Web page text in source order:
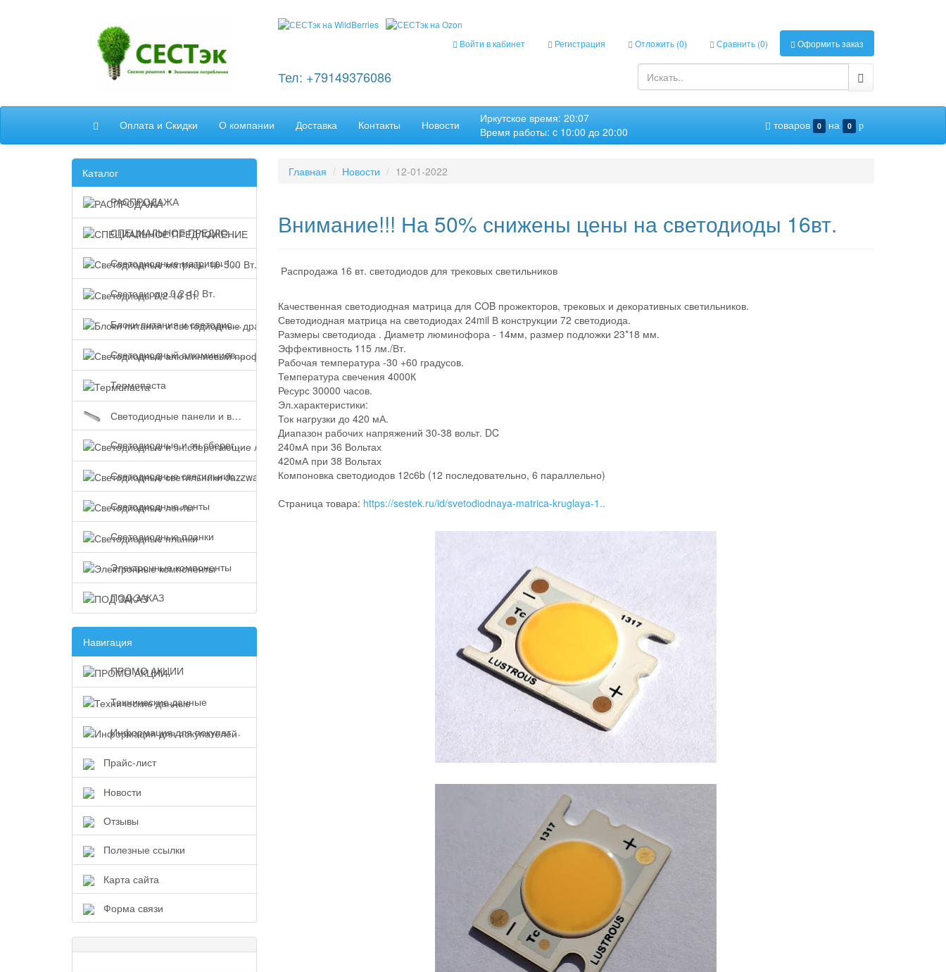
Войти в кабинет Регистрация Отложить (0) Сравнить (0) Оформить заказ
Тел: +79149376086
Оплата и Скидки О компании Доставка Контакты Новости товаров 0 на 0 p
Иркутское время: 20:07
Время работы: c 10:00 до 20:00
Каталог
РАСПРОДАЖА
СПЕЦИАЛЬНОЕ ПРЕДЛОЖЕНИЕ
Светодиодные матрицы 10-500 Вт.
Светодиоды 0,2-10 Вт.
Блоки питания и светодиодные драйверы
Светодиодный алюминиевый профиль
Термопаста
Светодиодные панели и встраиваемые светильники
Светодиодные и эн.сберегающие лампы
Светодиодные светильники Jazzway
Светодиодные ленты
Светодиодные планки
Электронные компоненты
ПОД ЗАКАЗ
Навигация
ПРОМО АКЦИИ
Технические данные
Информация для покупателей
Прайс-лист
Новости
Отзывы
Полезные ссылки
Карта сайта
Форма связи
Главная Новости 12-01-2022
Внимание!!! На 50% снижены цены на светодиоды 16вт.
Распродажа 16 вт. светодиодов для трековых светильников
Качественная светодиодная матрица для COB прожекторов, трековых и декоративных светильников.
Светодиодная матрица на светодиодах 24mil В конструкции 72 светодиода.
Размеры светодиода . Диаметр люминофора - 14мм, размер подложки 23*18 мм.
Эффективность 115 лм./Вт.
Рабочая температура -30 +60 градусов.
Температура свечения 4000К
Ресурс 30000 часов.
Эл.характеристики:
Ток нагрузки до 420 мА.
Диапазон рабочих напряжений 30-38 вольт. DC
240мА при 36 Вольтах
420мА при 38 Вольтах
Компоновка светодиодов 12c6b (12 последовательно, 6 параллельно)
Страница товара: https://sestek.ru/id/svetodiodnaya-matrica-kruglaya-1..